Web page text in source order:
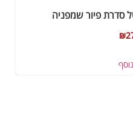
סדרת פיור שמפניה
₪